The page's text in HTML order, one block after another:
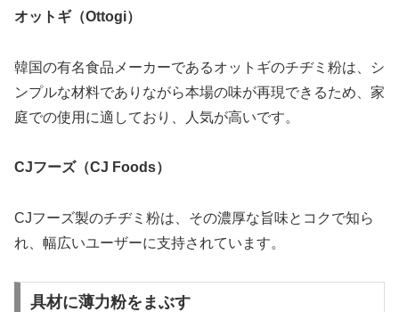
オットギ（Ottogi）
韓国の有名食品メーカーであるオットギのチヂミ粉は、シ
ンプルな材料でありながら本場の味が再現できるため、家
庭での使用に適しており、人気が高いです。
CJフーズ（CJ Foods）
CJフーズ製のチヂミ粉は、その濃厚な旨味とコクで知ら
れ、幅広いユーザーに支持されています。
具材に薄力粉をまぶす